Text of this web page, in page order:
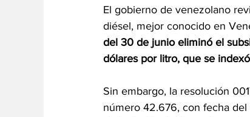
El gobierno de venezolano
diésel, mejor conocido en
del 30 de junio eliminó el
dólares por litro, que se
Sin embargo, la resolución
número 42.676, con fecha